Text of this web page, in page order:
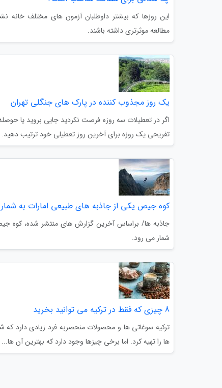
این روزها که بیشتر داوطلبان آزمون های مختلف خانه
مطالعه موثرتری داشته باشند.
یک روز مجذوب کننده در پارک های جنگلی تهران
اگر در تعطیلات سه روزه فرصت نکردید جایی بروید یا
تفریحی یک روزه برای آخرین روز تعطیلی خود ترتیب دهید.
کوه جیص یکی از جاذبه های طبیعی امارات به
جاذبه ها/ براساس آخرین گزارش های منتشر شده، کوه
شمار می رود.
8 چیزی که فقط در ترکیه می توانید بخرید
ترکیه سوغاتی ها و محصولات منحصربه فرد زیادی دارد که
ها را تهیه کرد. اما برخی چیزها وجود دارد که بهترین آن ها...